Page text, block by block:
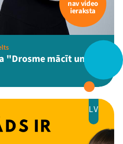
nav video
ieraksta
"Drosme mācīt un
LV